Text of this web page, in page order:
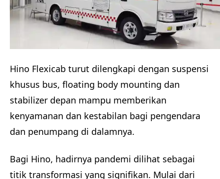
Hino Flexicab turut dilengkapi dengan suspensi
khusus bus, floating body mounting dan
stabilizer depan mampu memberikan
kenyamanan dan kestabilan bagi pengendara
dan penumpang di dalamnya.
Bagi Hino, hadirnya pandemi dilihat sebagai
titik transformasi yang signifikan. Mulai dari